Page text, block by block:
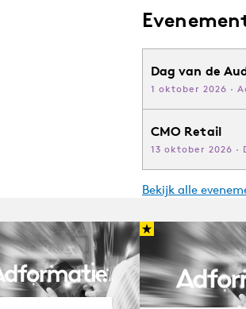
Dag van de
1 oktober 2026 ·
CMO Retail
13 oktober 2026 ·
Bekijk alle